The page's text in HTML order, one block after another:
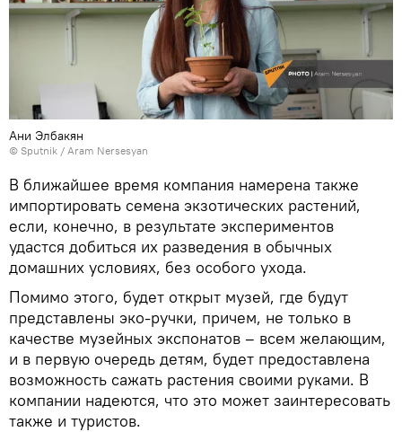
Ани Элбакян
© Sputnik / Aram Nersesyan
В ближайшее время компания намерена также
импортировать семена экзотических растений,
если, конечно, в результате экспериментов
удастся добиться их разведения в обычных
домашних условиях, без особого ухода.
Помимо этого, будет открыт музей, где будут
представлены эко-ручки, причем, не только в
качестве музейных экспонатов – всем желающим,
и в первую очередь детям, будет предоставлена
возможность сажать растения своими руками. В
компании надеются, что это может заинтересовать
также и туристов.